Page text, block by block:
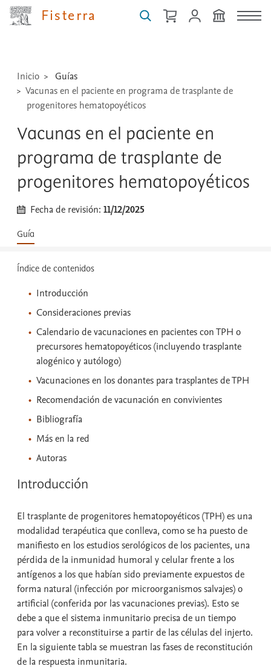
Fisterra
medicamentos,
técnicas
Inicio
Guías
Vacunas en el paciente en programa de trasplante de
progenitores hematopoyéticos
Vacunas en el paciente en
programa de trasplante de
progenitores hematopoyéticos
Fecha de revisión:11/12/2025
Guía
Índice de contenidos
Introducción
Consideraciones previas
Calendario de vacunaciones en pacientes con TPH o
precursores hematopoyéticos (incluyendo trasplante
alogénico y autólogo)
Vacunaciones en los donantes para trasplantes de TPH
Recomendación de vacunación en convivientes
Bibliografía
Más en la red
Autoras
Introducción
El trasplante de progenitores hematopoyéticos (TPH) es una
modalidad terapéutica que conlleva, como se ha puesto de
manifiesto en los estudios serológicos de los pacientes, una
pérdida de la inmunidad humoral y celular frente a los
antígenos a los que habían sido previamente expuestos de
forma natural (infección por microorganismos salvajes) o
artificial (conferida por las vacunaciones previas). Esto se
debe a que el sistema inmunitario precisa de un tiempo
para volver a reconstituirse a partir de las células del injerto.
En la siguiente tabla se muestran las fases de reconstitución
de la respuesta inmunitaria.